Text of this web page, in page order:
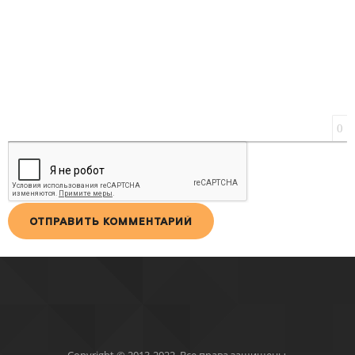
0
ОТПРАВИТЬ КОММЕНТАРИЙ